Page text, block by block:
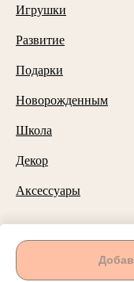
Игрушки
Развитие
Подарки
Новорожденным
Школа
Декор
Аксессуары
Способы